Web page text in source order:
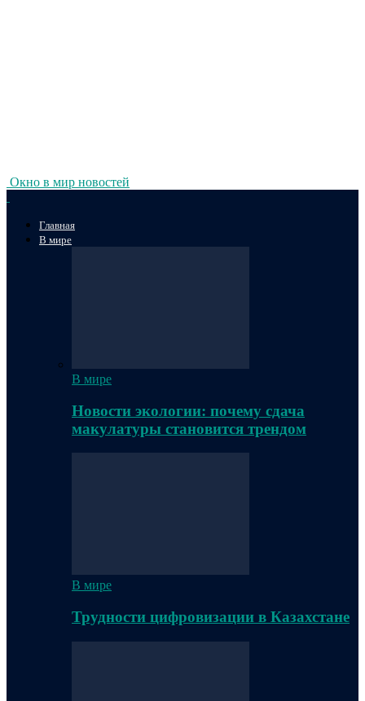
Окно в мир новостей
Главная
В мире
В мире
Новости экологии: почему сдача
макулатуры становится трендом
В мире
Трудности цифровизации в Казахстане